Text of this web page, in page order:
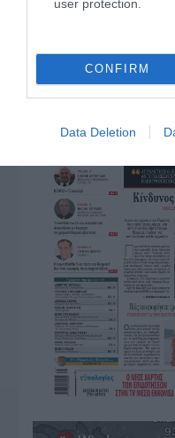
user protection.
CONFIRM
Data Deletion